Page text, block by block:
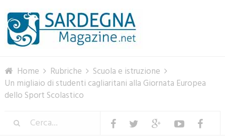
Home Rubriche
Scuola e istruzione
Un migliaio di studenti cagliaritani alla Giornata Europea
dello Sport Scolastico